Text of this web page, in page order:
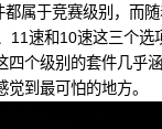
属于竞赛级别，而
11速和10速这三个选
四个级别的套件几乎
到最可怕的地方。